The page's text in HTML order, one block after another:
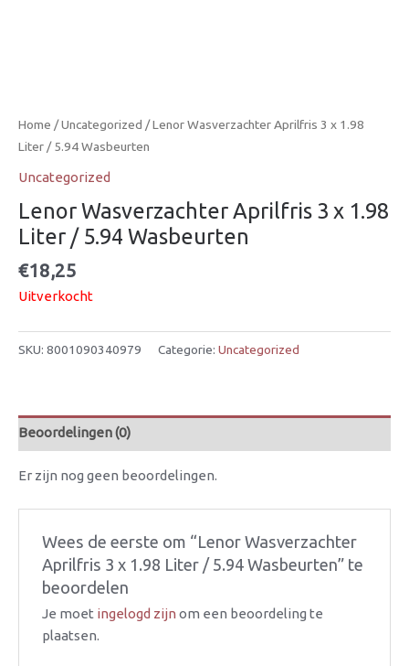
Home /Uncategorized / Lenor Wasverzachter Aprilfris 3 x 1.98
Liter / 5.94 Wasbeurten
Uncategorized
Lenor Wasverzachter Aprilfris 3 x 1.98
Liter / 5.94 Wasbeurten
€18,25
Uitverkocht
SKU: 8001090340979 Categorie: Uncategorized
Beoordelingen (0)
Er zijn nog geen beoordelingen.
Wees de eerste om “Lenor Wasverzachter
Aprilfris 3 x 1.98 Liter / 5.94 Wasbeurten” te
beoordelen
Je moet ingelogd zijn om een beoordeling te
plaatsen.